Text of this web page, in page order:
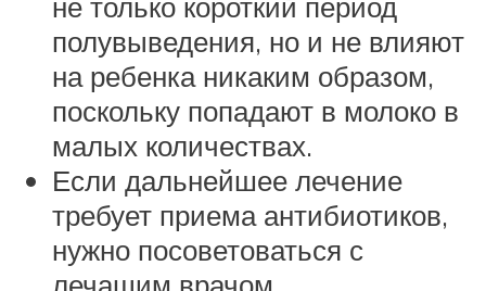
полувыведения, но и не влияют
на ребенка никаким образом,
поскольку попадают в молоко в
малых количествах.
Если дальнейшее лечение
требует приема антибиотиков,
нужно посоветоваться с